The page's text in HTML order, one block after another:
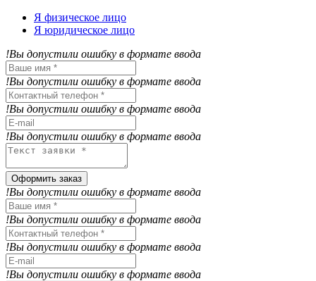
Я физическое лицо
Я юридическое лицо
!Вы допустили ошибку в формате ввода
!Вы допустили ошибку в формате ввода
!Вы допустили ошибку в формате ввода
!Вы допустили ошибку в формате ввода
Оформить заказ
!Вы допустили ошибку в формате ввода
!Вы допустили ошибку в формате ввода
!Вы допустили ошибку в формате ввода
!Вы допустили ошибку в формате ввода